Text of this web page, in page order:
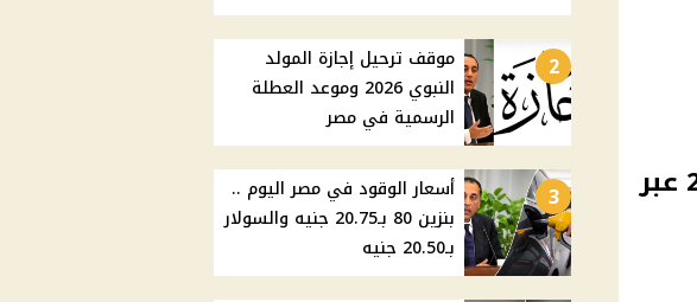
معلم ينشر نموذج إجابة امتحان العربي ثانوية عامة 2026 عبر
2
موقف ترحيل إجازة المولد
النبوي 2026 وموعد العطلة
الرسمية في مصر
3
أسعار الوقود في مصر اليوم ..
بنزين 80 بـ20.75 جنيه والسولار
بـ20.50 جنيه